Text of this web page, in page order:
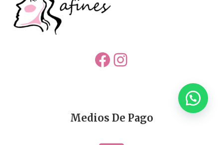
Facebook
Instagram
Medios De Pago